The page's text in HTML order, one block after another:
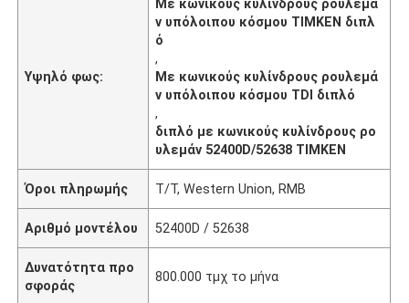
Υψηλό φως:
Με κωνικούς κυλίνδρους ρουλεμά
ν υπόλοιπου κόσμου TIMKEN διπλ
ό
,
Με κωνικούς κυλίνδρους ρουλεμά
ν υπόλοιπου κόσμου TDI διπλό
,
διπλό με κωνικούς κυλίνδρους ρο
υλεμάν 52400D/52638 TIMKEN
Όροι πληρωμής T/T, Western Union, RMB
Αριθμό μοντέλου 52400D / 52638
Δυνατότητα προ
σφοράς
800.000 τμχ το μήνα